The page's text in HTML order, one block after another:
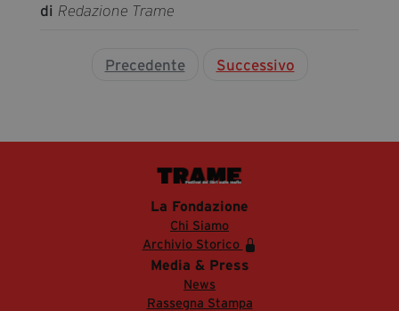
di Redazione Trame
Precedente Successivo
La Fondazione
Chi Siamo
Archivio Storico
Media & Press
News
Rassegna Stampa